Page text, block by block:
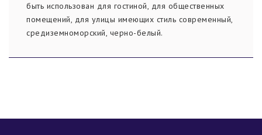
быть использован для гостиной, для общественных
помещений, для улицы имеющих стиль современный,
средиземноморский, черно-белый.